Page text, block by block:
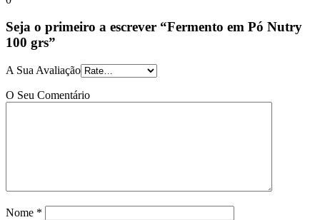
Seja o primeiro a escrever “Fermento em Pó Nutry
100 grs”
A Sua Avaliação
O Seu Comentário
Nome *